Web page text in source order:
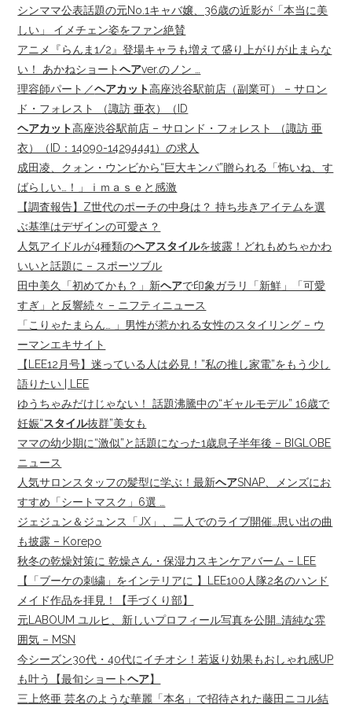
シンママ公表話題の元No.1キャバ嬢、36歳の近影が「本当に美
しい」 イメチェン姿をファン絶賛
アニメ『らんま1/2』登場キャラも増えて盛り上がりが止まらな
い！ あかねショートヘアver.のノン …
理容師パート／ヘアカット高座渋谷駅前店（副業可） – サロン
ド・フォレスト （諏訪 亜衣）（ID
ヘアカット高座渋谷駅前店 – サロンド・フォレスト （諏訪 亜
衣）（ID：14090-14294441）の求人
成田凌、クォン・ウンビから“巨大キンパ”贈られる「怖いね、す
ばらしい…！」ｉｍａｓｅと感激
【調査報告】Z世代のポーチの中身は？ 持ち歩きアイテムを選
ぶ基準はデザインの可愛さ？
人気アイドルが4種類のヘアスタイルを披露！どれもめちゃかわ
いいと話題に – スポーツブル
田中美久「初めてかも？」新ヘアで印象ガラリ「新鮮」「可愛
すぎ」と反響続々 – ニフティニュース
「こりゃたまらん… 」男性が惹かれる女性のスタイリング – ウ
ーマンエキサイト
【LEE12月号】迷っている人は必見！”私の推し家電”をもう少し
語りたい | LEE
ゆうちゃみだけじゃない！ 話題沸騰中の“ギャルモデル” 16歳で
妊娠“スタイル抜群”美女も
ママの幼少期に“激似”と話題になった1歳息子半年後 – BIGLOBE
ニュース
人気サロンスタッフの髪型に学ぶ！最新ヘアSNAP、メンズにお
すすめ「シートマスク」6選 …
ジェジュン＆ジュンス「JX」、二人でのライブ開催…思い出の曲
も披露 – Korepo
秋冬の乾燥対策に 乾燥さん・保湿力スキンケアバーム – LEE
【「ブーケの刺繍」をインテリアに 】LEE100人隊2名のハンド
メイド作品を拝見！【手づくり部】
元LABOUM ユルヒ、新しいプロフィール写真を公開…清純な雰
囲気 – MSN
今シーズン30代・40代にイチオシ！若返り効果もおしゃれ感UP
も叶う【最旬ショートヘア】
三上悠亜 芸名のような華麗「本名」で招待された藤田ニコル結